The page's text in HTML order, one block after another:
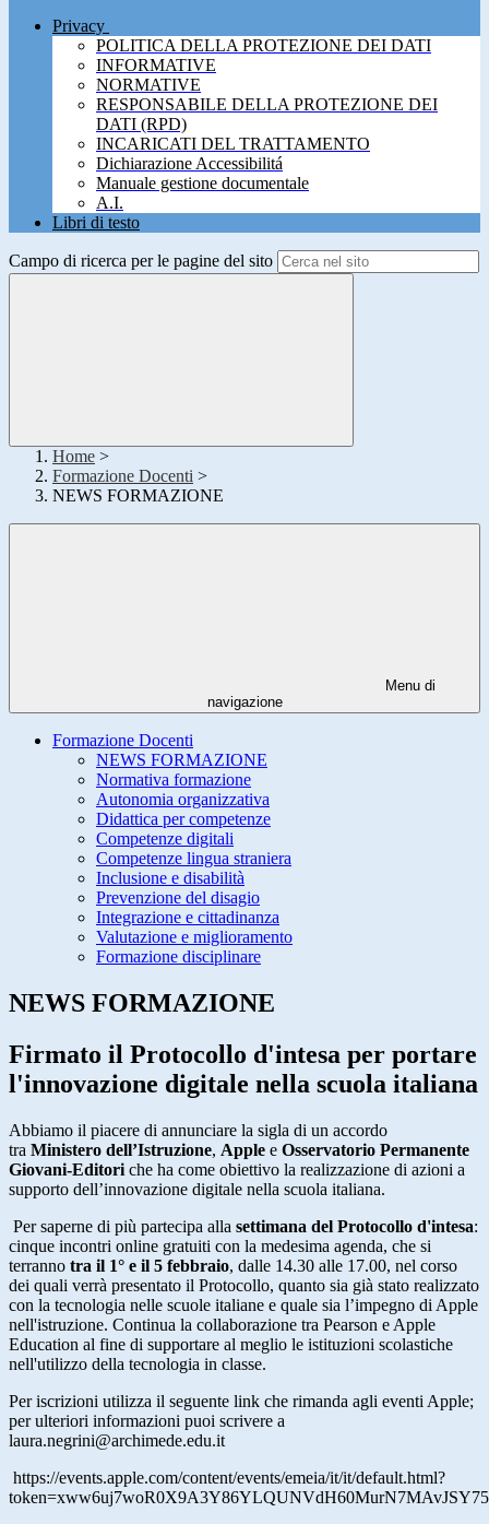
Privacy
POLITICA DELLA PROTEZIONE DEI DATI
INFORMATIVE
NORMATIVE
RESPONSABILE DELLA PROTEZIONE DEI
DATI (RPD)
INCARICATI DEL TRATTAMENTO
Dichiarazione Accessibilitá
Manuale gestione documentale
A.I.
Libri di testo
Campo di ricerca per le pagine del sito
Home >
Formazione Docenti >
NEWS FORMAZIONE
Menu di
navigazione
Formazione Docenti
NEWS FORMAZIONE
Normativa formazione
Autonomia organizzativa
Didattica per competenze
Competenze digitali
Competenze lingua straniera
Inclusione e disabilità
Prevenzione del disagio
Integrazione e cittadinanza
Valutazione e miglioramento
Formazione disciplinare
NEWS FORMAZIONE
Firmato il Protocollo d'intesa per portare
l'innovazione digitale nella scuola italiana
Abbiamo il piacere di annunciare la sigla di un accordo
tra Ministero dell’Istruzione, Apple e Osservatorio Permanente
Giovani-Editori che ha come obiettivo la realizzazione di azioni a
supporto dell’innovazione digitale nella scuola italiana.
Per saperne di più partecipa alla settimana del Protocollo d'intesa:
cinque incontri online gratuiti con la medesima agenda, che si
terranno tra il 1° e il 5 febbraio, dalle 14.30 alle 17.00, nel corso
dei quali verrà presentato il Protocollo, quanto sia già stato realizzato
con la tecnologia nelle scuole italiane e quale sia lʼimpegno di Apple
nell'istruzione. Continua la collaborazione tra Pearson e Apple
Education al fine di supportare al meglio le istituzioni scolastiche
nell'utilizzo della tecnologia in classe.
Per iscrizioni utilizza il seguente link che rimanda agli eventi Apple;
per ulteriori informazioni puoi scrivere a
laura.negrini@archimede.edu.it
https://events.apple.com/content/events/emeia/it/it/default.html?